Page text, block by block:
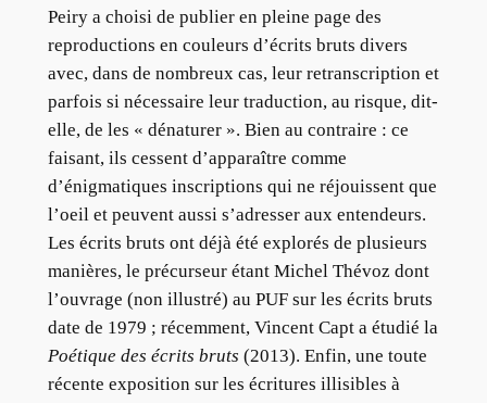
Peiry a choisi de publier en pleine page des
reproductions en couleurs d’écrits bruts divers
avec, dans de nombreux cas, leur retranscription et
parfois si nécessaire leur traduction, au risque, dit-
elle, de les « dénaturer ». Bien au contraire : ce
faisant, ils cessent d’apparaître comme
d’énigmatiques inscriptions qui ne réjouissent que
l’oeil et peuvent aussi s’adresser aux entendeurs.
Les écrits bruts ont déjà été explorés de plusieurs
manières, le précurseur étant Michel Thévoz dont
l’ouvrage (non illustré) au PUF sur les écrits bruts
date de 1979 ; récemment, Vincent Capt a étudié la
Poétique des écrits bruts (2013). Enfin, une toute
récente exposition sur les écritures illisibles à